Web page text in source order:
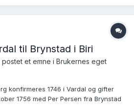
til Brynstad i Biri
postet et emne i Brukernes eget
konfirmeres 1746 i Vardal og gifter
1756 med Per Persen fra Brynstad